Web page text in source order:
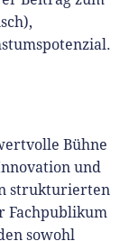
Bühne
und
strukturierten
Fachpublikum
sowohl